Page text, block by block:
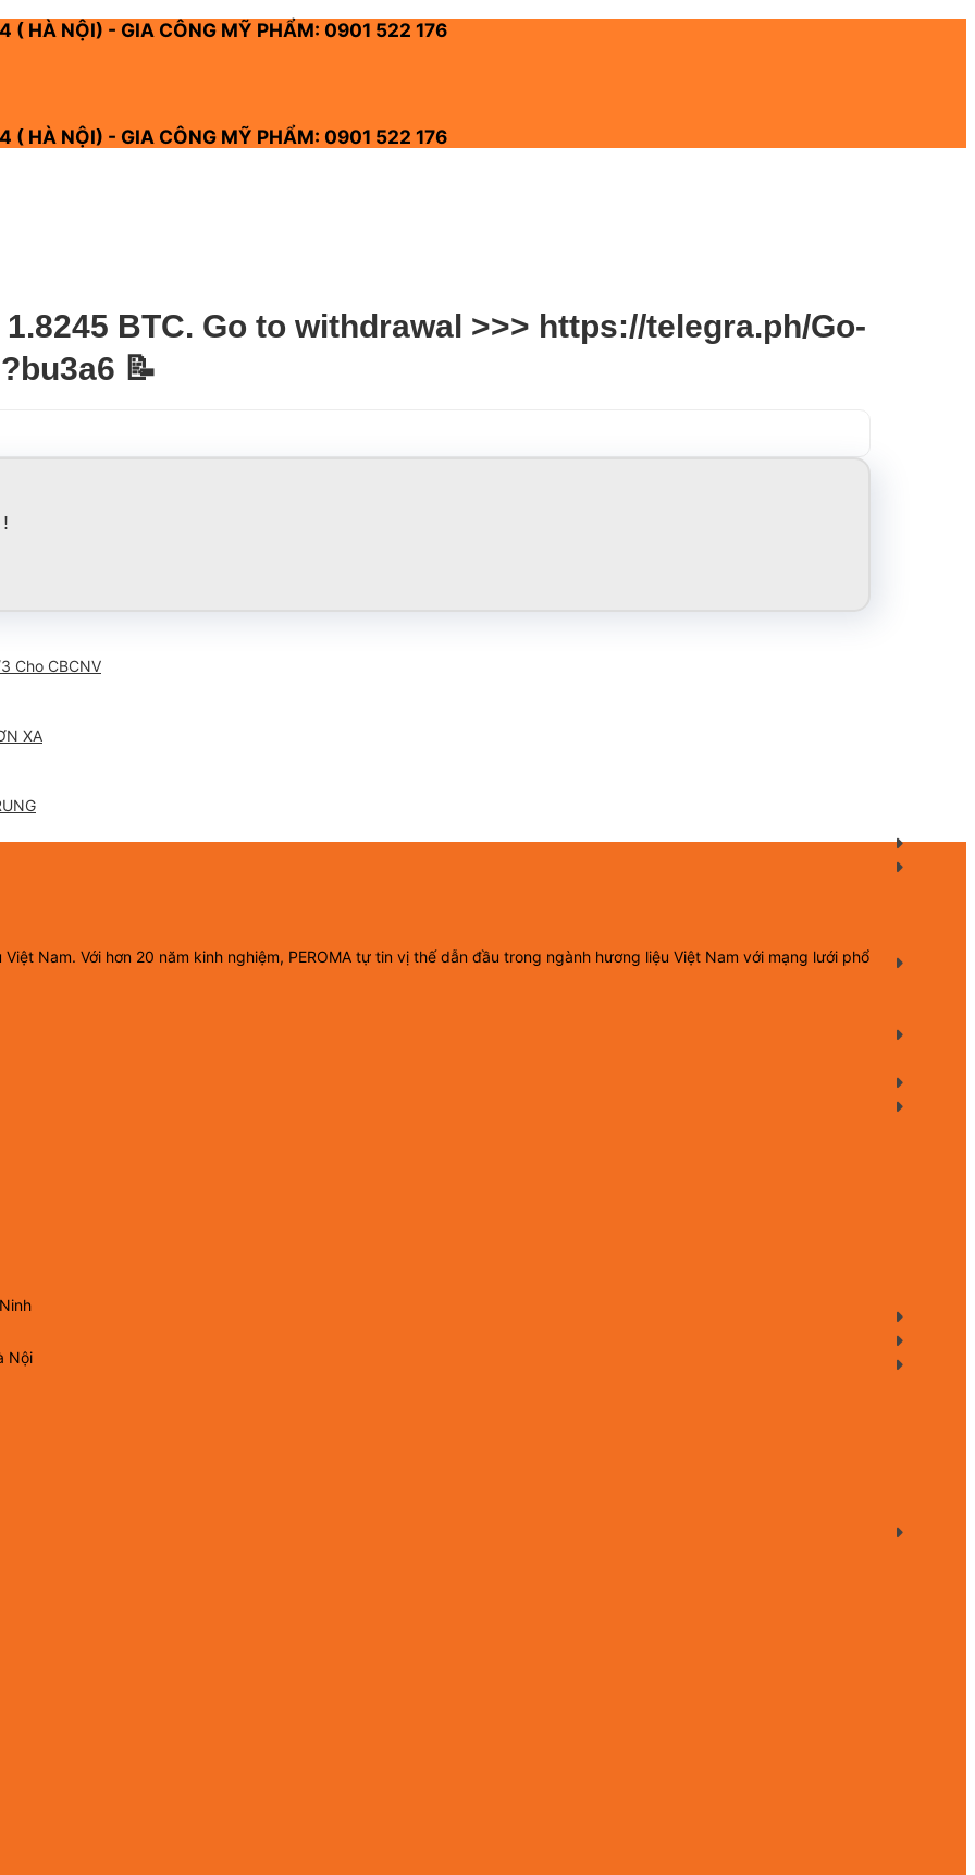
HÀ NỘI) - GIA CÔNG MỸ PHẨM: 0901 522 176
HÀ NỘI) - GIA CÔNG MỸ PHẨM: 0901 522 176
BTC. Go to withdrawal >>> https://telegra.ph/Go-
📝
Cho CBCNV
XA
Nam. Với hơn 20 năm kinh nghiệm, PEROMA tự tin vị thế dẫn đầu trong ngành hương liệu Việt Nam với mạng lưới phổ
Nội